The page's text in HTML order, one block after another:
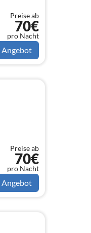
Preise ab
70€
pro Nacht
Angebot
Preise ab
70€
pro Nacht
Angebot